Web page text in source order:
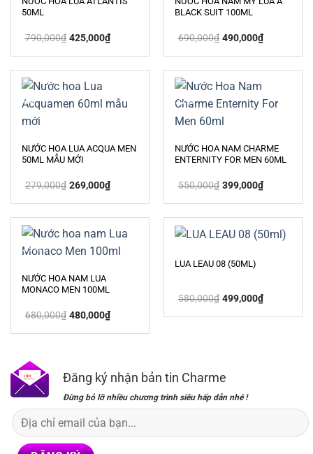
50ML
790,000₫ Giá
gốc
790,000₫.
425,000₫Giá
hiện
là:
425,000₫.
BLACK SUIT 100ML
690,000₫ Giá
gốc
690,000₫.
490,000₫Giá
hiện
là:
490,000₫.
-4%
NƯỚC HOA LUA ACQUA MEN
50ML MẪU MỚI
279,000₫ Giá
gốc
269,000₫Giá
hiện
269,000₫.
-27%
NƯỚC HOA NAM CHARME
ENTERNITY FOR MEN 60ML
550,000₫ Giá
gốc
399,000₫Giá
hiện
399,000₫.
-29%
NƯỚC HOA NAM LUA
MONACO MEN 100ML
680,000₫ Giá
gốc
480,000₫Giá
hiện
LUA LEAU 08 (50ML)
580,000₫ Giá
gốc
499,000₫Giá
hiện
Đăng ký nhận bản tin Charme
Đừng bỏ lỡ nhiều chương trình siêu hấp dẫn nhé !